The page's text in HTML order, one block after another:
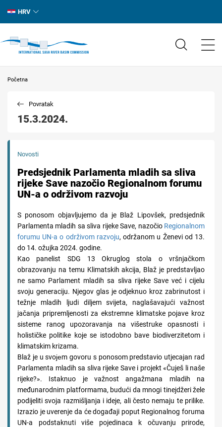
HRV
Početna
15.3.2024.
Povratak
Novosti
Predsjednik Parlamenta mladih sa sliva
rijeke Save nazočio Regionalnom forumu
UN-a o održivom razvoju
S ponosom objavljujemo da je Blaž Lipovšek, predsjednik
Parlamenta mladih sa sliva rijeke Save, nazočio Regionalnom
forumu UN-a o održivom razvoju, održanom u Ženevi od 13.
do 14. ožujka 2024. godine.
Kao panelist SDG 13 Okruglog stola o vršnjačkom
obrazovanju na temu Klimatskih akcija, Blaž je predstavljao
ne samo Parlament mladih sa sliva rijeke Save već i cijelu
svoju generaciju. Njegov glas je odjeknuo kroz zabrinutost i
težnje mladih ljudi diljem svijeta, naglašavajući važnost
jačanja pripremljenosti za ekstremne klimatske pojave kroz
sisteme ranog upozoravanja na višestruke opasnosti i
holističke politike koje se istodobno bave biodiverzitetom i
klimatskim krizama.
Blaž je u svoјеm govoru s ponosom predstavio utjecajan rad
Parlamenta mladih sa sliva rijeke Save i projekt «Čuješ li naše
rijeke?». Istaknuo je važnost angažmana mladih na
međunarodnim platformama, budući da mnogi tinejdžeri žele
podijeliti svoja razmišljanja i ideje, ali često nemaju te prilike.
Izrazio je uverenje da će događaji poput Regionalnog foruma
UN-a podstaknuti više pojedinaca k očuvanju prirode,